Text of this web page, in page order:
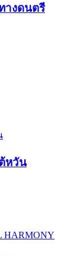
างดนตรี
หวัน